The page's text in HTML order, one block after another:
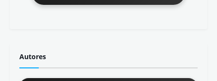
Autores